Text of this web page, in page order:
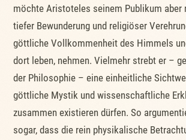
möchte Aristoteles seinem Publikum aber
tiefer Bewunderung und religiöser
göttliche Vollkommenheit des Himmels
dort leben, nehmen. Vielmehr strebt er –
der Philosophie – eine einheitliche
göttliche Mystik und wissenschaftliche
zusammen existieren dürfen. So
sogar, dass die rein physikalische